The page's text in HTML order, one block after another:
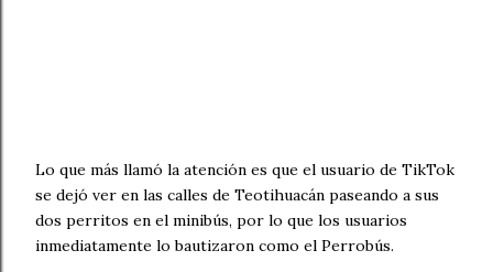
Lo que más llamó la atención es que el usuario de TikTok
se dejó ver en las calles de Teotihuacán paseando a sus
dos perritos en el minibús, por lo que los usuarios
inmediatamente lo bautizaron como el Perrobús.